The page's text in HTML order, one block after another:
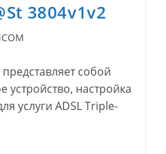
3804v1v2
собой
настройка
услуги ADSL Triple-